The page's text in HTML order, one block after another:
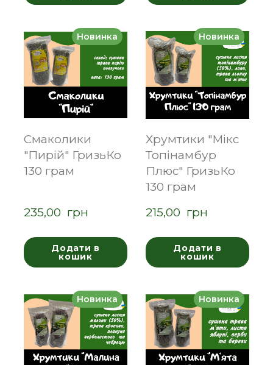
Новинка
Смаколики
"Пирій" ГризьКо
130 грам
235,00  грн
Додати в
кошик
Новинка
Хрумтики "Мікс
Топінамбур
Плюс" ГризьКо
130 грам
215,00  грн
Додати в
кошик
Новинка Новинка